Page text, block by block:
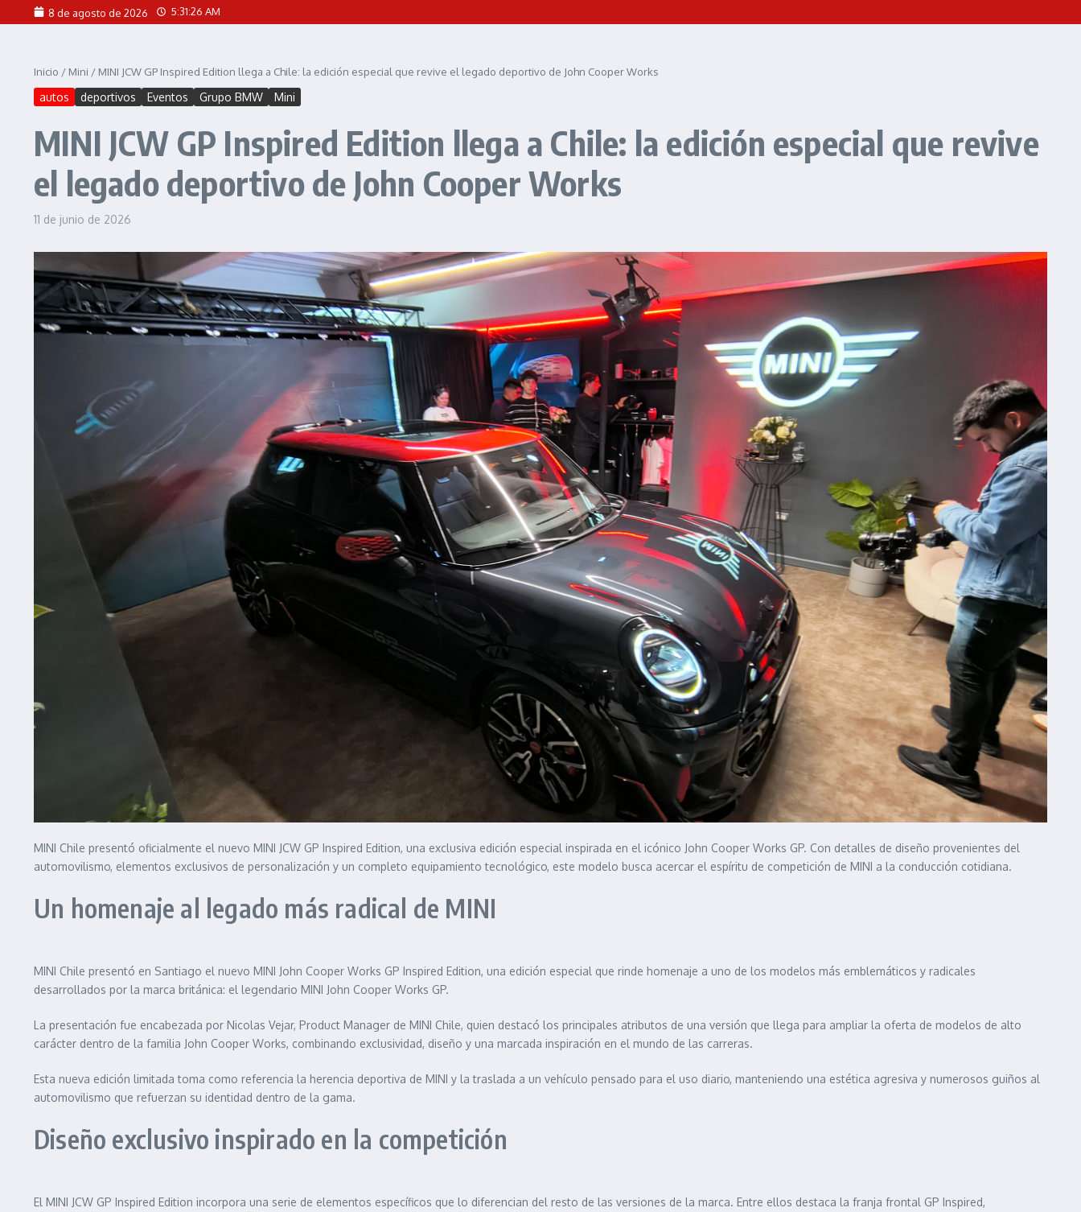
Saltar al contenido8 de agosto de 2026 5:31:27 AM
Inicio / Mini / MINI JCW GP Inspired Edition llega a Chile: la edición especial que revive el legado deportivo de John Cooper Works
autos deportivos Eventos Grupo BMW Mini
MINI JCW GP Inspired Edition llega a Chile: la edición especial que revive
el legado deportivo de John Cooper Works
11 de junio de 2026
MINI Chile presentó oficialmente el nuevo MINI JCW GP Inspired Edition, una exclusiva edición especial inspirada en el icónico John Cooper Works GP. Con detalles de diseño provenientes del
automovilismo, elementos exclusivos de personalización y un completo equipamiento tecnológico, este modelo busca acercar el espíritu de competición de MINI a la conducción cotidiana.
Un homenaje al legado más radical de MINI
MINI Chile presentó en Santiago el nuevo MINI John Cooper Works GP Inspired Edition, una edición especial que rinde homenaje a uno de los modelos más emblemáticos y radicales
desarrollados por la marca británica: el legendario MINI John Cooper Works GP.
La presentación fue encabezada por Nicolas Vejar, Product Manager de MINI Chile, quien destacó los principales atributos de una versión que llega para ampliar la oferta de modelos de alto
carácter dentro de la familia John Cooper Works, combinando exclusividad, diseño y una marcada inspiración en el mundo de las carreras.
Esta nueva edición limitada toma como referencia la herencia deportiva de MINI y la traslada a un vehículo pensado para el uso diario, manteniendo una estética agresiva y numerosos guiños al
automovilismo que refuerzan su identidad dentro de la gama.
Diseño exclusivo inspirado en la competición
El MINI JCW GP Inspired Edition incorpora una serie de elementos específicos que lo diferencian del resto de las versiones de la marca. Entre ellos destaca la franja frontal GP Inspired,